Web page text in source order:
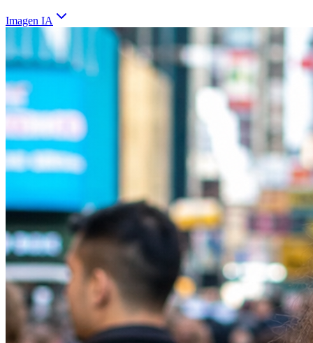
Imagen IA